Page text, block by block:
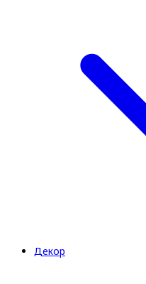
Декор